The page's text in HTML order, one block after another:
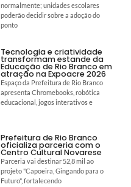
normalmente; unidades escolares
poderão decidir sobre a adoção do
ponto
Tecnologia e criatividade
transformam estande da
Educação de Rio Branco em
atração na Expoacre 2026
Espaço da Prefeitura de Rio Branco
apresenta Chromebooks, robótica
educacional, jogos interativos e
Prefeitura de Rio Branco
oficializa parceria com o
Centro Cultural Novarese
Parceria vai destinar 52,8 mil ao
projeto "Capoeira, Gingando para o
Futuro", fortalecendo